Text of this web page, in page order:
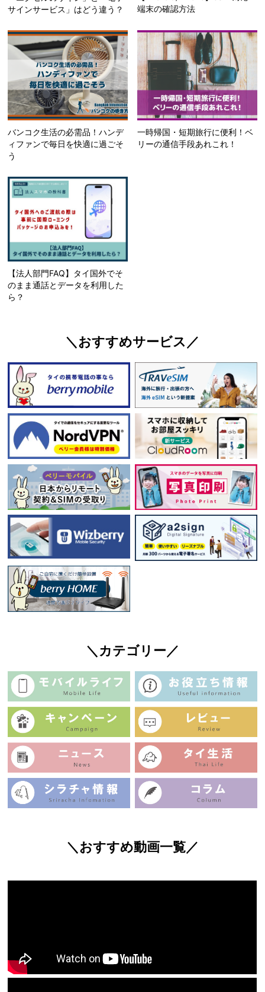
サインサービス」はどう違う？
端末の確認方法
バンコク生活の必需品！ハンデ
ィファンで毎日を快適に過ごそ
う
一時帰国・短期旅行に便利！ベ
リーの通信手段あれこれ！
【法人部門FAQ】タイ国外でそ
のまま通話とデータを利用した
ら？
＼おすすめサービス／
＼カテゴリー／
＼おすすめ動画一覧／